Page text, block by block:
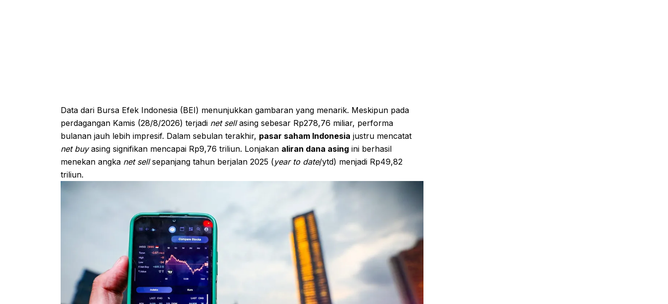
Data dari Bursa Efek Indonesia (BEI) menunjukkan gambaran yang menarik. Meskipun pada
perdagangan Kamis (28/8/2026) terjadi net sellasing sebesar Rp278,76 miliar, performa
bulanan jauh lebih impresif. Dalam sebulan terakhir, pasar saham Indonesia justru mencatat
net buyasing signifikan mencapai Rp9,76 triliun. Lonjakan aliran dana asing ini berhasil
menekan angka net sellsepanjang tahun berjalan 2025 (year to date/ytd) menjadi Rp49,82
triliun.